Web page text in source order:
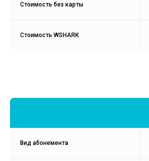
Стоимость без карты
Стоимость WSHARK
Вид абонемента